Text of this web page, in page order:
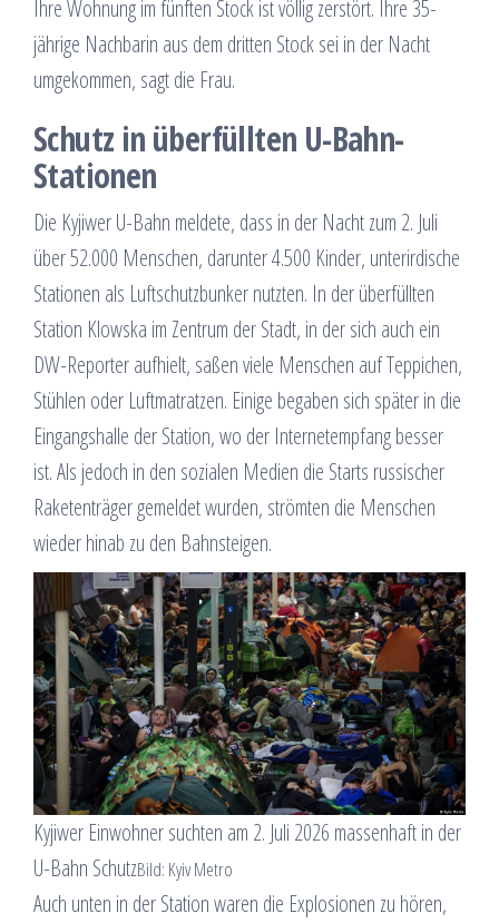
Ihre Wohnung im fünften Stock ist völlig zerstört. Ihre 35-
jährige Nachbarin aus dem dritten Stock sei in der Nacht
umgekommen, sagt die Frau.
Schutz in überfüllten U-Bahn-
Stationen
Die Kyjiwer U-Bahn meldete, dass in der Nacht zum 2. Juli
über 52.000 Menschen, darunter 4.500 Kinder, unterirdische
Stationen als Luftschutzbunker nutzten. In der überfüllten
Station Klowska im Zentrum der Stadt, in der sich auch ein
DW-Reporter aufhielt, saßen viele Menschen auf Teppichen,
Stühlen oder Luftmatratzen. Einige begaben sich später in die
Eingangshalle der Station, wo der Internetempfang besser
ist. Als jedoch in den sozialen Medien die Starts russischer
Raketenträger gemeldet wurden, strömten die Menschen
wieder hinab zu den Bahnsteigen.
Kyjiwer Einwohner suchten am 2. Juli 2026 massenhaft in der
U-Bahn SchutzBild: Kyiv Metro
Auch unten in der Station waren die Explosionen zu hören,